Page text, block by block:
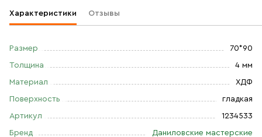
Характеристики Отзывы
Размер 70*90
Толщина 4 мм
Материал ХДФ
Поверхность гладкая
Артикул 1234533
Бренд Даниловские мастерские